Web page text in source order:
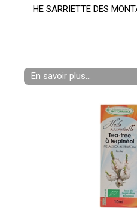
HE SARRIETTE DES
En savoir plus...